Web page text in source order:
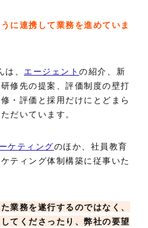
に連携して業務を進めていま
、 エージェントの紹介、新
修先の提案、評価制度の壁打
・評価と採用だけにとどまら
だいています。
ケティングのほか、社員教育
ティング体制構築に従事いた
業務を遂行するのではなく、
てくださったり、弊社の要望